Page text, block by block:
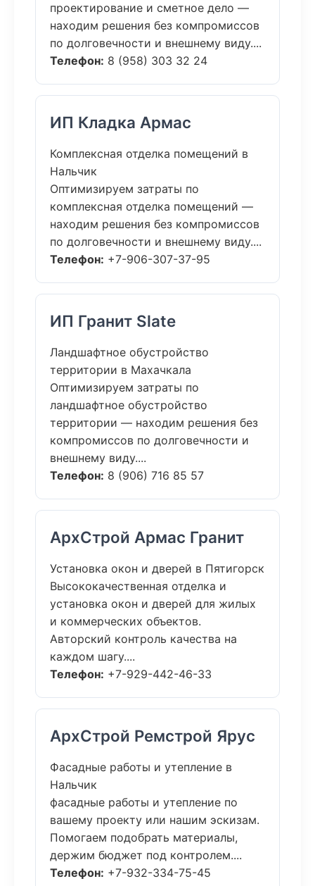
проектирование и сметное дело —
находим решения без компромиссов
по долговечности и внешнему виду....
Телефон: 8 (958) 303 32 24
ИП Кладка Армас
Комплексная отделка помещений в
Нальчик
Оптимизируем затраты по
комплексная отделка помещений —
находим решения без компромиссов
по долговечности и внешнему виду....
Телефон: +7-906-307-37-95
ИП Гранит Slate
Ландшафтное обустройство
территории в Махачкала
Оптимизируем затраты по
ландшафтное обустройство
территории — находим решения без
компромиссов по долговечности и
внешнему виду....
Телефон: 8 (906) 716 85 57
АрхСтрой Армас Гранит
Установка окон и дверей в Пятигорск
Высококачественная отделка и
установка окон и дверей для жилых
и коммерческих объектов.
Авторский контроль качества на
каждом шагу....
Телефон: +7-929-442-46-33
АрхСтрой Ремстрой Ярус
Фасадные работы и утепление в
Нальчик
фасадные работы и утепление по
вашему проекту или нашим эскизам.
Помогаем подобрать материалы,
держим бюджет под контролем....
Телефон: +7-932-334-75-45